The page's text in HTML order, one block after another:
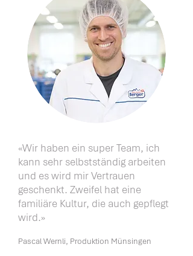
«Wir haben ein super Team, ich
kann sehr selbstständig arbeiten
und es wird mir Vertrauen
geschenkt. Zweifel hat eine
familiäre Kultur, die auch gepflegt
wird.»
Pascal Wernli, Produktion Münsingen